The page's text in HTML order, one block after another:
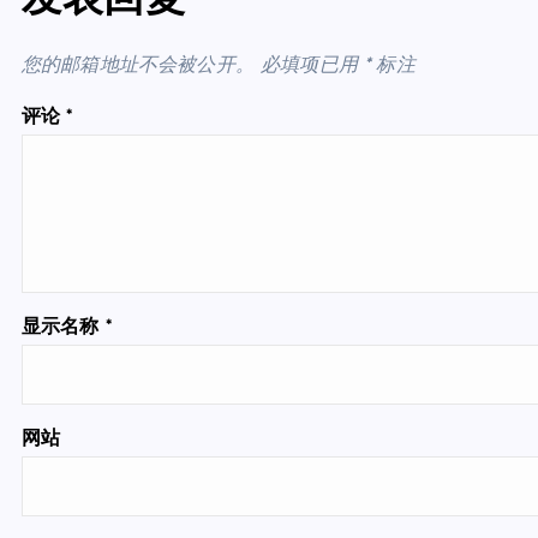
您的邮箱地址不会被公开。 必填项已用 *标注
评论*
显示名称 *
网站